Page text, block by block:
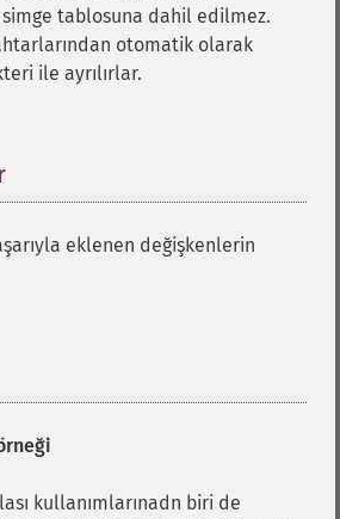
tablosuna dahil edilmez.
otomatik olarak
ile ayrılırlar.
eklenen değişkenlerin
kullanımlarınadn biri de